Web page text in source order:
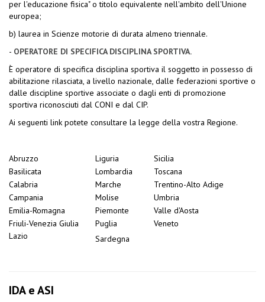
per l'educazione fisica" o titolo equivalente nell'ambito dell'Unione
europea;
b) laurea in Scienze motorie di durata almeno triennale.
- OPERATORE DI SPECIFICA DISCIPLINA SPORTIVA.
È operatore di specifica disciplina sportiva il soggetto in possesso di
abilitazione rilasciata, a livello nazionale, dalle federazioni sportive o
dalle discipline sportive associate o dagli enti di promozione
sportiva riconosciuti dal CONI e dal CIP.
Ai seguenti link potete consultare la legge della vostra Regione.
Abruzzo Liguria
Sicilia
Basilicata
Lombardia
Toscana
Calabria
Marche
Trentino-Alto Adige
Campania
Molise
Umbria
Emilia-Romagna
Piemonte
Valle d'Aosta
Friuli-Venezia Giulia
Puglia
Veneto
Lazio
Sardegna
IDA e ASI